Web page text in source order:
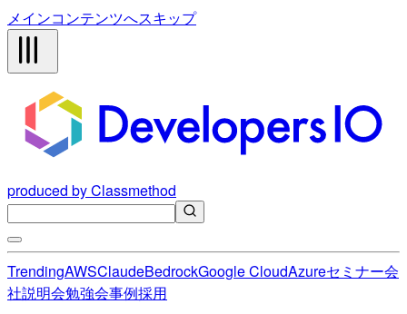
メインコンテンツへスキップ
produced by Classmethod
TrendingAWSClaudeBedrockGoogle CloudAzureセミナー会
社説明会勉強会事例採用